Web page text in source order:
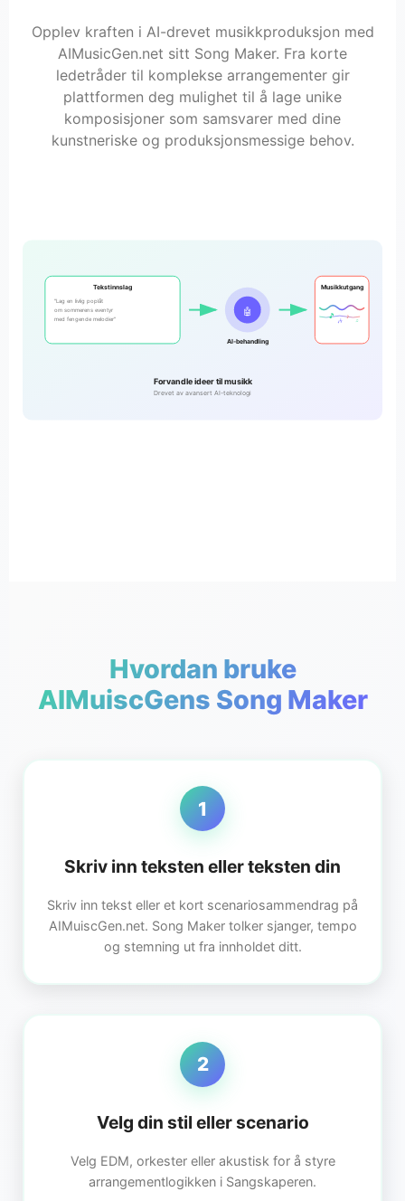
Opplev kraften i AI-drevet musikkproduksjon med
AIMusicGen.net sitt Song Maker. Fra korte
ledetråder til komplekse arrangementer gir
plattformen deg mulighet til å lage unike
komposisjoner som samsvarer med dine
kunstneriske og produksjonsmessige behov.
Tekstinnslag
"Lag en livlig poplåt
om sommerens eventyr
med fengende melodier"
🤖
AI-behandling
Musikkutgang
🎵
🎶
♪ ♫
Forvandle ideer til musikk
Drevet av avansert AI-teknologi
Hvordan bruke
AIMuiscGens Song Maker
1
Skriv inn teksten eller teksten din
Skriv inn tekst eller et kort scenariosammendrag på
AIMuiscGen.net. Song Maker tolker sjanger, tempo
og stemning ut fra innholdet ditt.
2
Velg din stil eller scenario
Velg EDM, orkester eller akustisk for å styre
arrangementlogikken i Sangskaperen.